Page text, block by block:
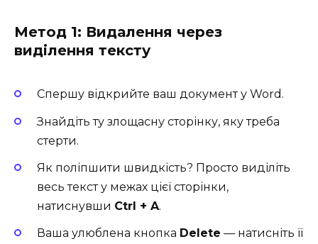
Метод 1: Видалення через
виділення тексту
Спершу відкрийте ваш документ у Word.
Знайдіть ту злощасну сторінку, яку треба
стерти.
Як поліпшити швидкість? Просто виділіть
весь текст у межах цієї сторінки,
натиснувши Ctrl + A.
Ваша улюблена кнопка Delete — натисніть її